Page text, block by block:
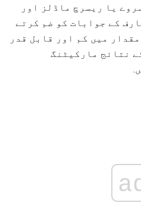
یا ریسرچ ماڈلز اور
کے جوابات کو ضم کرتے
میں کم اور قابل قدر
نتائج مارکیٹنگ